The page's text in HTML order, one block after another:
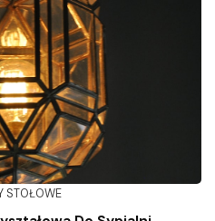
STOŁOWE